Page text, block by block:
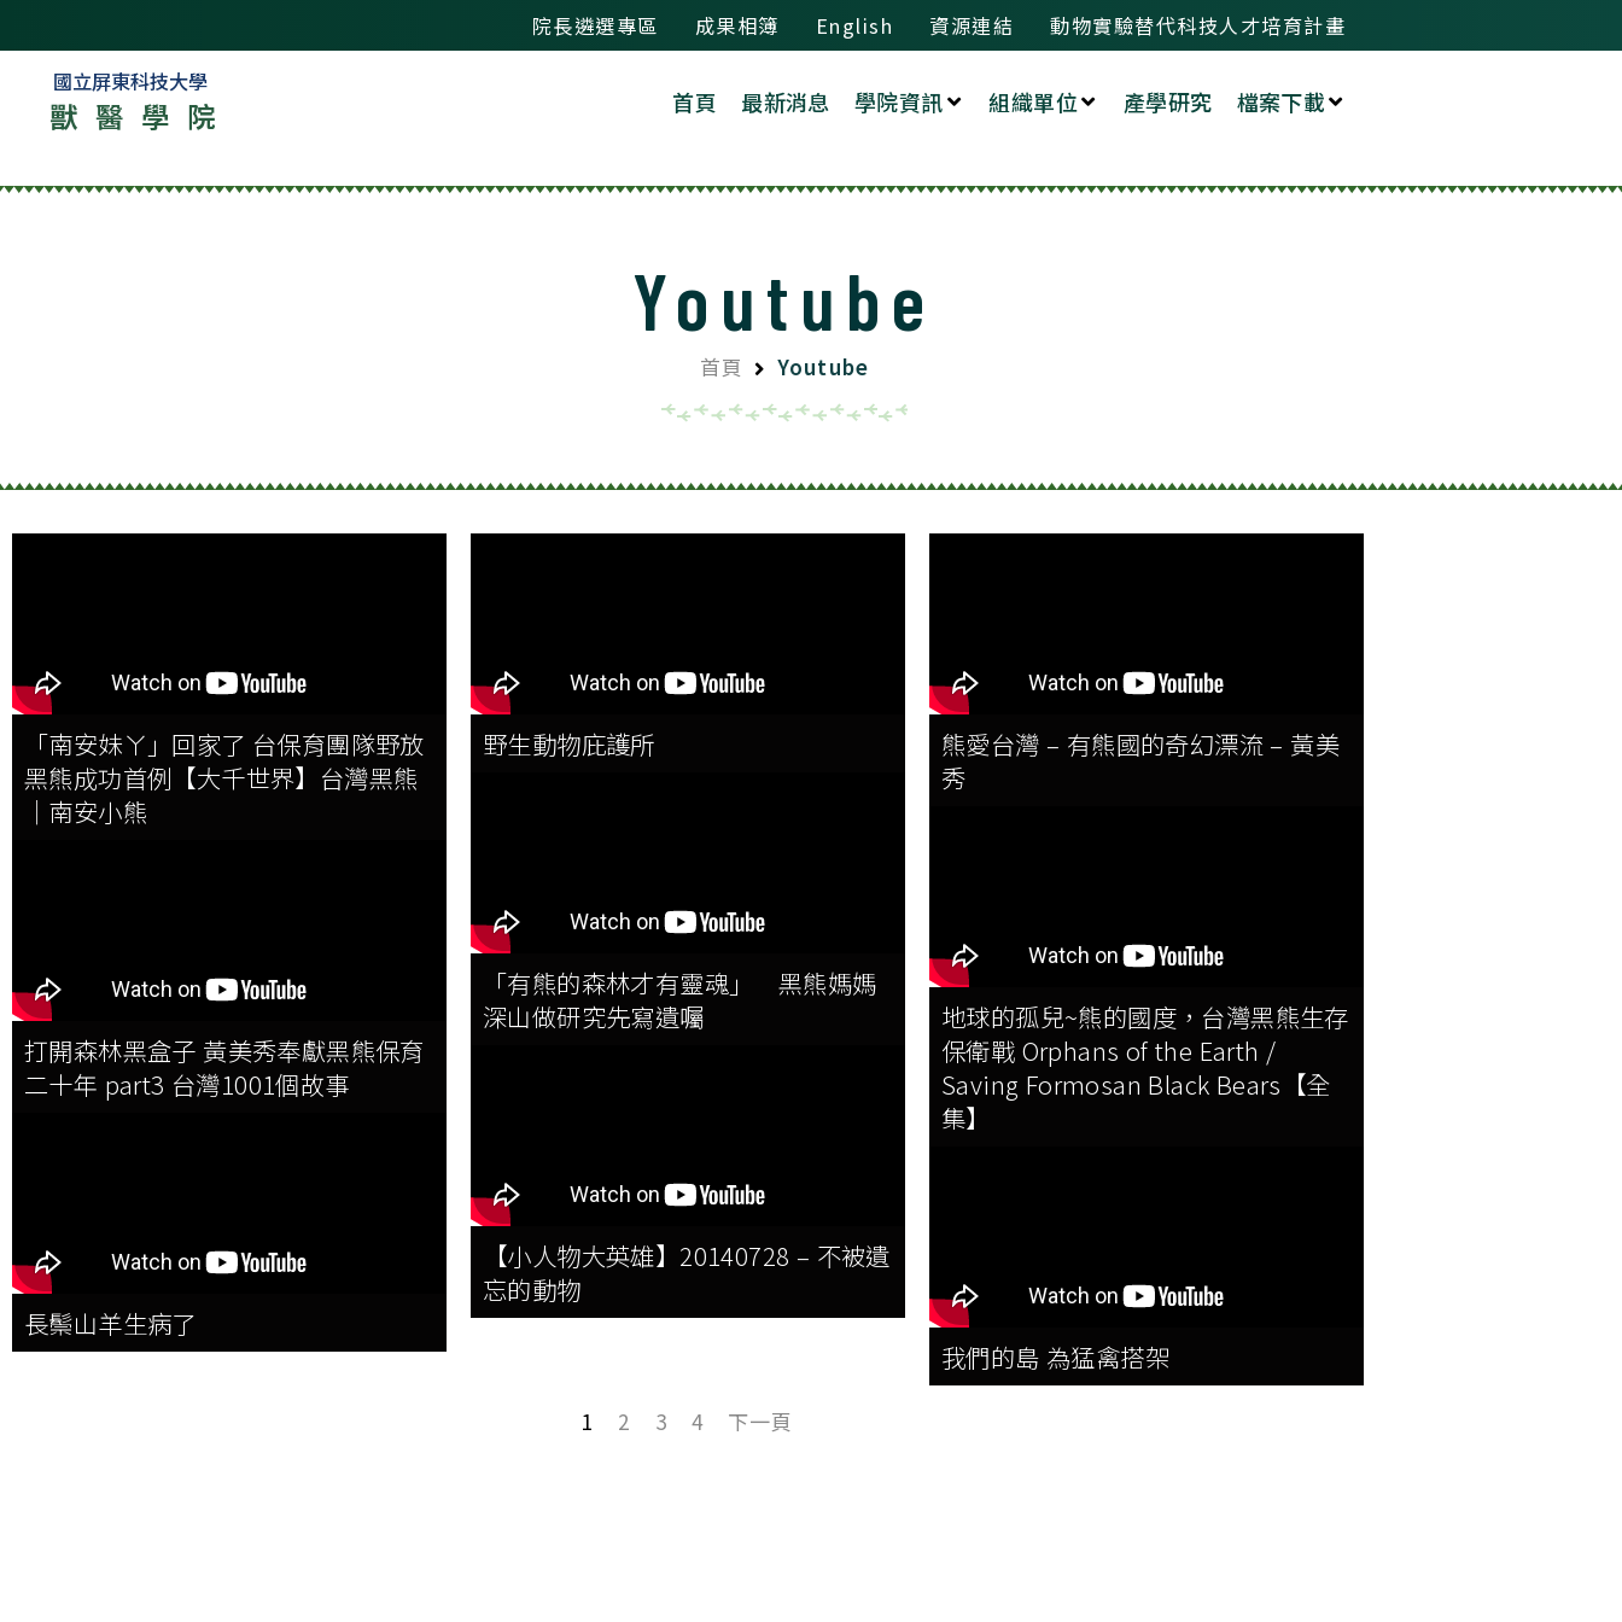
院長遴選專區 成果相簿 English 資源連結
動物實驗替代科技人才培育計畫
國立屏東科技大學
獸醫學院 首頁 最新消息 學院資訊 組織單位 產學研究 檔案下載
Youtube
首頁 Youtube
「南安妹ㄚ」回家了 台保育團隊野放
黑熊成功首例【大千世界】台灣黑熊
｜南安小熊
野生動物庇護所
熊愛台灣 – 有熊國的奇幻漂流 – 黃美
秀
「有熊的森林才有靈魂」 黑熊媽媽
深山做研究先寫遺囑
地球的孤兒~熊的國度，台灣黑熊生存
保衛戰 Orphans of the Earth /
Saving Formosan Black Bears【全
集】
打開森林黑盒子 黃美秀奉獻黑熊保育
二十年 part3 台灣1001個故事
【小人物大英雄】20140728 – 不被遺
忘的動物
長鬃山羊生病了
我們的島 為猛禽搭架
1 2 3 4 下一頁